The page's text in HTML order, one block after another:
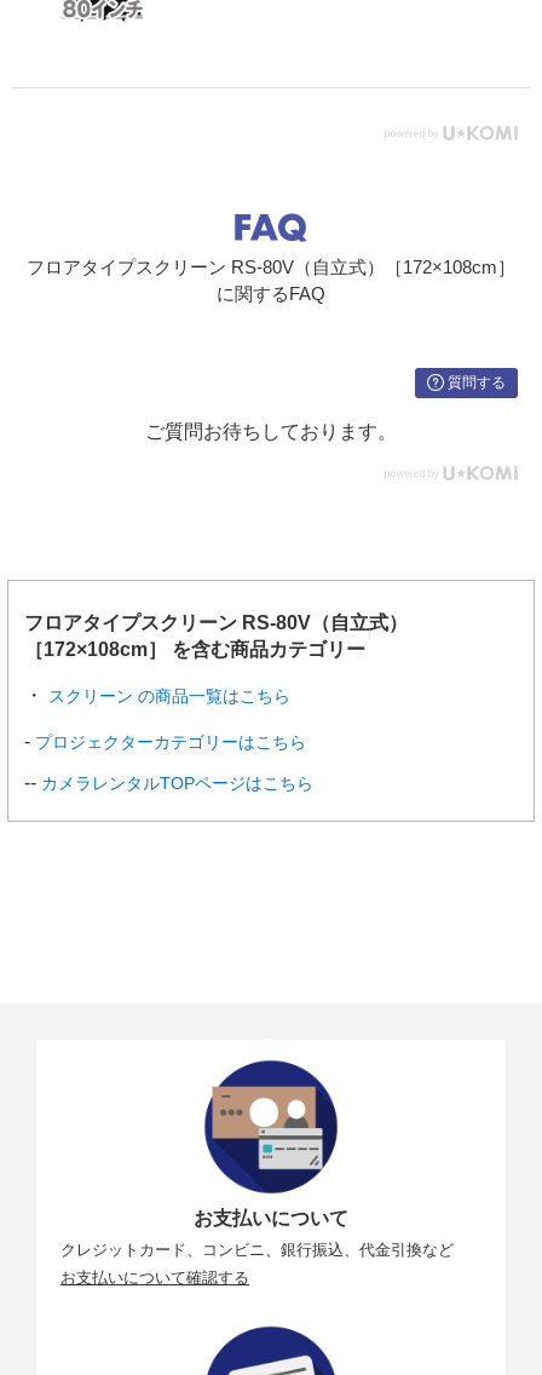
フロアタイプスクリーン RS-80V（自立式）［172×108cm］
に関するFAQ
質問する
ご質問お待ちしております。
フロアタイプスクリーン RS-80V（自立式）
［172×108cm］ を含む商品カテゴリー
スクリーン の商品一覧はこちら
プロジェクターカテゴリーはこちら
カメラレンタルTOPページはこちら
お支払いについて
クレジットカード、コンビニ、銀行振込、代金引換など
お支払いについて確認する